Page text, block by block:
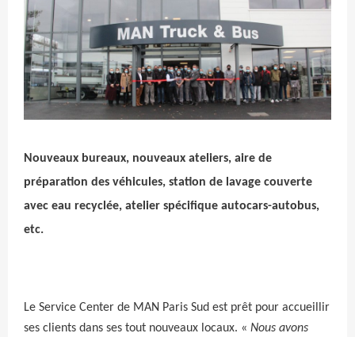
Crédit photo
Nouveaux bureaux, nouveaux ateliers, aire de
préparation des véhicules, station de lavage couverte
avec eau recyclée, atelier spécifique autocars-autobus,
etc.
Le Service Center de MAN Paris Sud est prêt pour accueillir
ses clients dans ses tout nouveaux locaux. « Nous avons